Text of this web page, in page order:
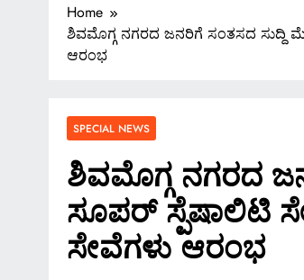
Home
ಶಿವಮೊಗ್ಗ ನಗರದ ಜನರಿಗೆ ಸಂತಸದ ಸುದ್ದಿ
ಆರಂಭ
SPECIAL NEWS
ಶಿವಮೊಗ್ಗ ನಗರದ
ಸೂಪರ್ ಸ್ಪೆಷಾಲಿಟಿ
ಸೇವೆಗಳು ಆರಂಭ